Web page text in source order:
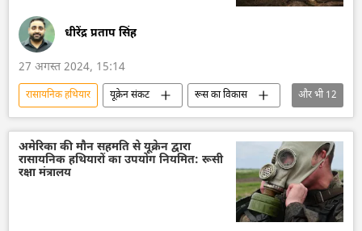
धीरेंद्र प्रताप सिंह
27 अगस्त 2024, 15:14
रासायनिक हथियार यूक्रेन संकट
रूस का विकास
रूस
मास्को
यूक्रेन सशस्त्र बल
यूक्रेन का जवाबी हमला
यूक्रेन की सुरक्षा सेवा (SBU)
यूक्रेन
व्लादिमीर पुतिन
और भी12
अमेरिका की मौन सहमति से यूक्रेन द्वारा
रासायनिक हथियारों का उपयोग नियमित: रूसी
रक्षा मंत्रालय